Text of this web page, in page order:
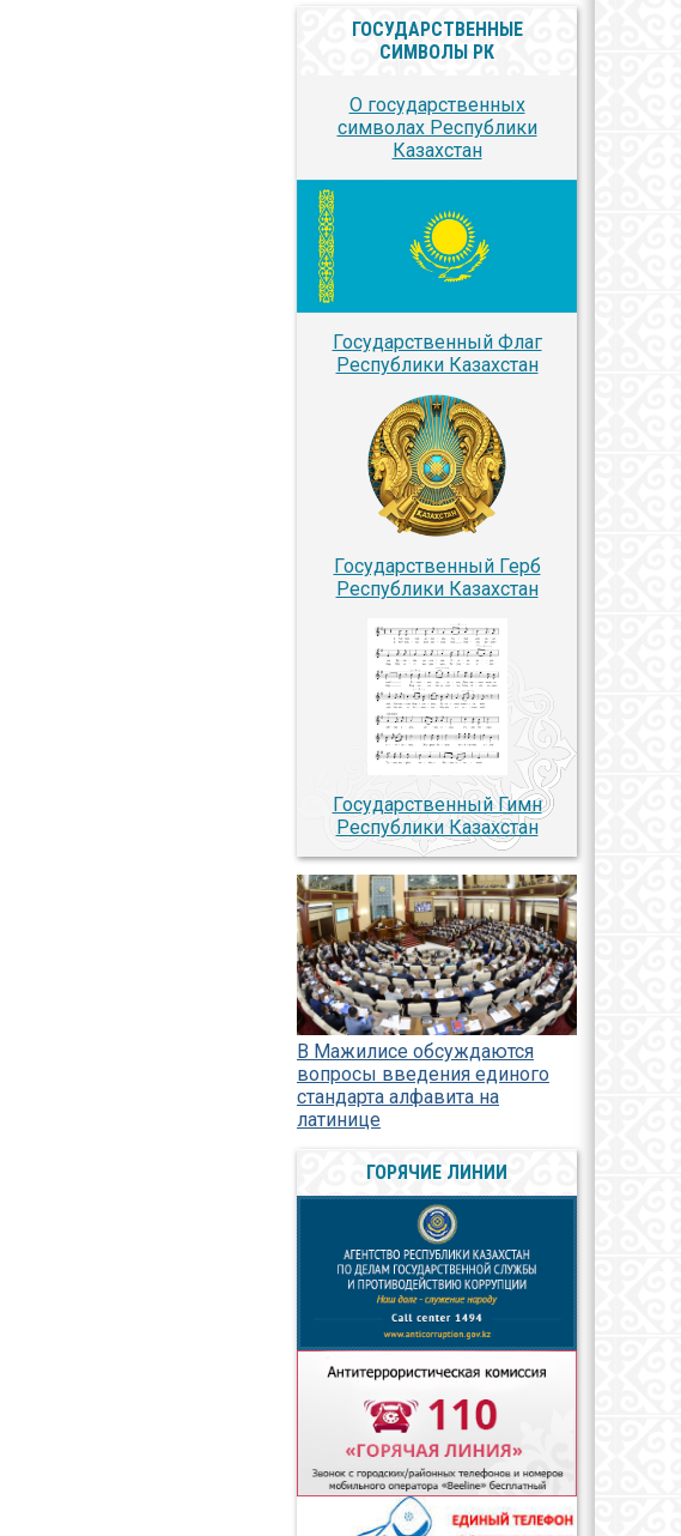
ГОСУДАРСТВЕННЫЕ
СИМВОЛЫ РК
О государственных
символах Республики
Казахстан
Государственный Флаг
Республики Казахстан
Государственный Герб
Республики Казахстан
Государственный Гимн
Республики Казахстан
В Мажилисе обсуждаются
вопросы введения единого
стандарта алфавита на
латинице
ГОРЯЧИЕ ЛИНИИ